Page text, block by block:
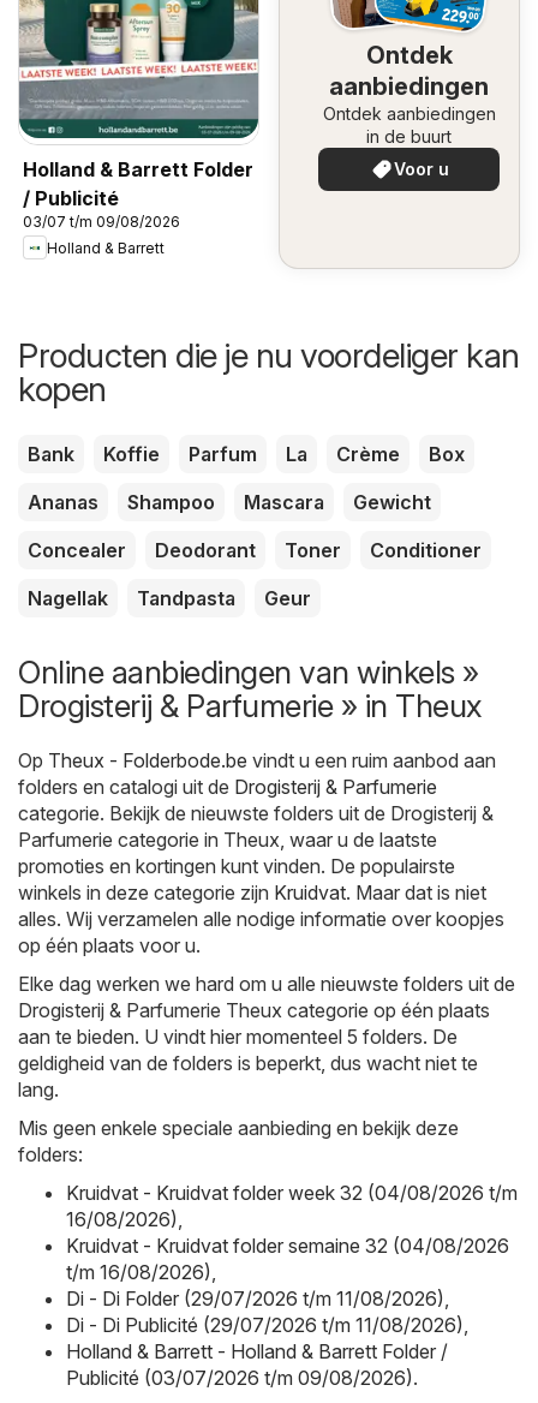
Holland & Barrett Folder
/ Publicité
03/07 t/m 09/08/2026
Holland & Barrett
Ontdek
aanbiedingen
Ontdek aanbiedingen
in de buurt
Voor u
Producten die je nu voordeliger kan
kopen
Bank Koffie Parfum La Crème
Box
Ananas
Shampoo Mascara
Gewicht
Concealer
Deodorant Toner
Conditioner
Nagellak
Tandpasta Geur
Online aanbiedingen van winkels »
Drogisterij & Parfumerie » in Theux
Op Theux - Folderbode.be vindt u een ruim aanbod aan
folders en catalogi uit de Drogisterij & Parfumerie
categorie. Bekijk de nieuwste folders uit de Drogisterij &
Parfumerie categorie in Theux, waar u de laatste
promoties en kortingen kunt vinden. De populairste
winkels in deze categorie zijn Kruidvat. Maar dat is niet
alles. Wij verzamelen alle nodige informatie over koopjes
op één plaats voor u.
Elke dag werken we hard om u alle nieuwste folders uit de
Drogisterij & Parfumerie Theux categorie op één plaats
aan te bieden. U vindt hier momenteel 5 folders. De
geldigheid van de folders is beperkt, dus wacht niet te
lang.
Mis geen enkele speciale aanbieding en bekijk deze
folders:
Kruidvat - Kruidvat folder week 32 (04/08/2026 t/m
16/08/2026),
Kruidvat - Kruidvat folder semaine 32 (04/08/2026
t/m 16/08/2026),
Di - Di Folder (29/07/2026 t/m 11/08/2026),
Di - Di Publicité (29/07/2026 t/m 11/08/2026),
Holland & Barrett - Holland & Barrett Folder /
Publicité (03/07/2026 t/m 09/08/2026).